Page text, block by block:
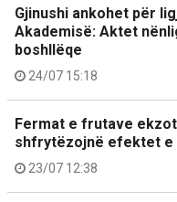
Gjinushi ankohet për
Akademisë: Aktet
boshllëqe
24/07 15:18
Fermat e frutave
shfrytëzojnë efektet e
23/07 12:38